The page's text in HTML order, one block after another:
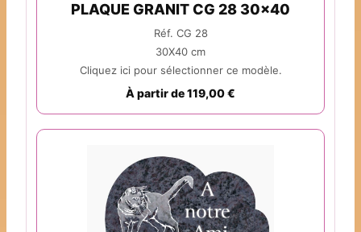
PLAQUE GRANIT CG 28 30x40
Réf. CG 28
30X40 cm
Cliquez ici pour sélectionner ce modèle.
À partir de 119,00 €